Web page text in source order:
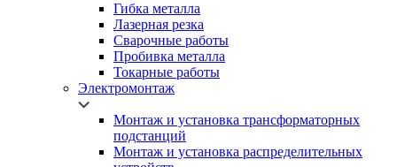
Гибка металла
Лазерная резка
Сварочные работы
Пробивка металла
Токарные работы
Электромонтаж
Монтаж и установка трансформаторных
подстанций
Монтаж и установка распределительных